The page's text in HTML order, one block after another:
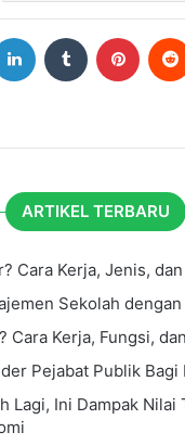
ARTIKEL TERBARU
Cara Kerja, Jenis,
Sekolah
Cara Kerja, Fungsi,
Pejabat Publik Bagi
Lagi, Ini Dampak Nilai